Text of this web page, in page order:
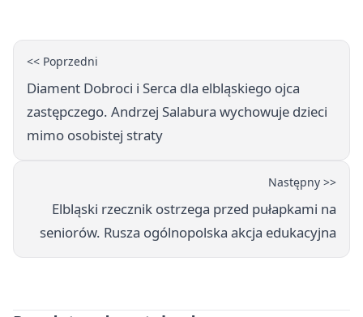
<< Poprzedni
Diament Dobroci i Serca dla elbląskiego ojca
zastępczego. Andrzej Salabura wychowuje dzieci
mimo osobistej straty
Następny >>
Elbląski rzecznik ostrzega przed pułapkami na
seniorów. Rusza ogólnopolska akcja edukacyjna